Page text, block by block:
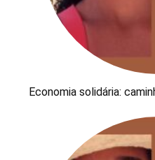
Economia solidária: